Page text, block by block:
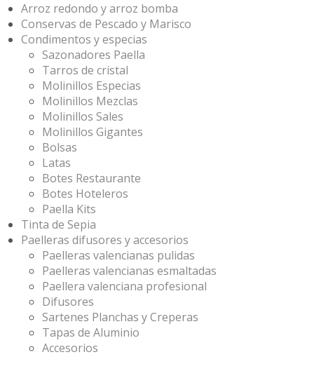
Arroz redondo y arroz bomba
Conservas de Pescado y Marisco
Condimentos y especias
Sazonadores Paella
Tarros de cristal
Molinillos Especias
Molinillos Mezclas
Molinillos Sales
Molinillos Gigantes
Bolsas
Latas
Botes Restaurante
Botes Hoteleros
Paella Kits
Tinta de Sepia
Paelleras difusores y accesorios
Paelleras valencianas pulidas
Paelleras valencianas esmaltadas
Paellera valenciana profesional
Difusores
Sartenes Planchas y Creperas
Tapas de Aluminio
Accesorios